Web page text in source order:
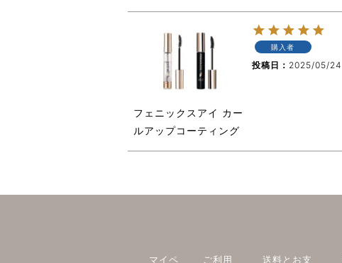
フェニックスアイ カー
ルアップコーティング
購入者
投稿日 2025/05/24
マイペ ご利用 送料とお支